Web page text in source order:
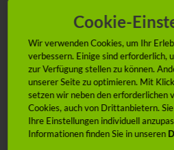
Nutzungsberechtigung
Der digitale Versand von
Versicherungsnehmer bestimmt.
Versand von Vertragspost in allen
nur solange nutzen, wie Sie Ihren
Bundesrepublik Deutschland
Sorgfaltspflichten des Nutzers
Cookie-
Wir verwenden Cookies, um Ihr
verbessern. Einige sind erforderlich,
zur Verfügung stellen zu können.
unserer Seite zu optimieren. Mit
setzen wir neben den erforderlichen
Cookies, auch von Drittanbietern.
Ihre Einstellungen individuell
Informationen finden Sie in unseren